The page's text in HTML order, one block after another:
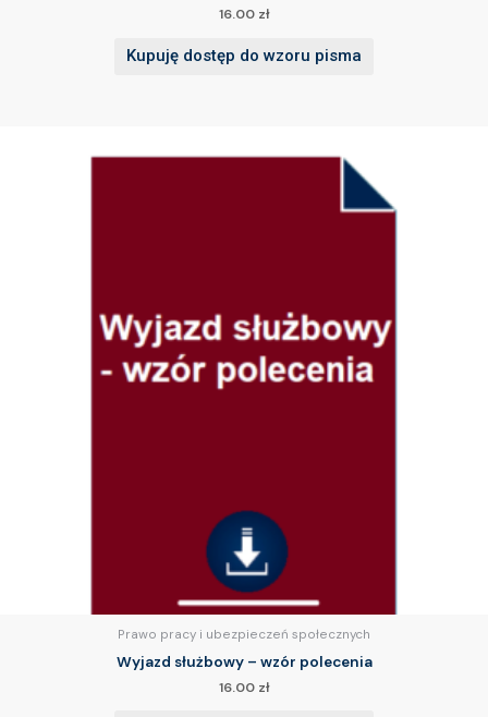
16.00 zł
Kupuję dostęp do wzoru pisma
Prawo pracy i ubezpieczeń społecznych
Wyjazd służbowy – wzór polecenia
16.00 zł